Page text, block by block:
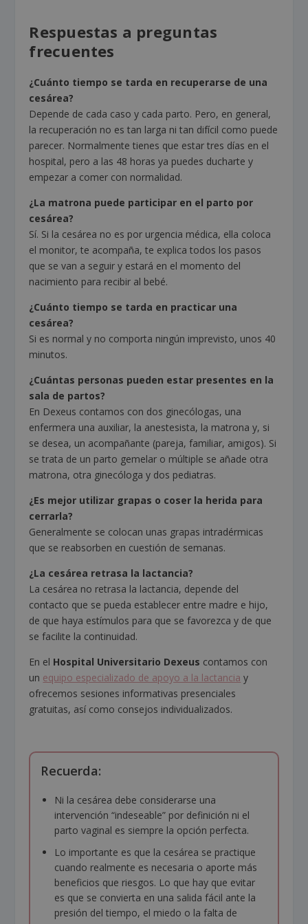
Respuestas a preguntas
frecuentes
¿Cuánto tiempo se tarda en recuperarse de una
cesárea?
Depende de cada caso y cada parto. Pero, en general,
la recuperación no es tan larga ni tan difícil como puede
parecer. Normalmente tienes que estar tres días en el
hospital, pero a las 48 horas ya puedes ducharte y
empezar a comer con normalidad.
¿La matrona puede participar en el parto por
cesárea?
Sí. Si la cesárea no es por urgencia médica, ella coloca
el monitor, te acompaña, te explica todos los pasos
que se van a seguir y estará en el momento del
nacimiento para recibir al bebé.
¿Cuánto tiempo se tarda en practicar una
cesárea?
Si es normal y no comporta ningún imprevisto, unos 40
minutos.
¿Cuántas personas pueden estar presentes en la
sala de partos?
En Dexeus contamos con dos ginecólogas, una
enfermera una auxiliar, la anestesista, la matrona y, si
se desea, un acompañante (pareja, familiar, amigos). Si
se trata de un parto gemelar o múltiple se añade otra
matrona, otra ginecóloga y dos pediatras.
¿Es mejor utilizar grapas o coser la herida para
cerrarla?
Generalmente se colocan unas grapas intradérmicas
que se reabsorben en cuestión de semanas.
¿La cesárea retrasa la lactancia?
La cesárea no retrasa la lactancia, depende del
contacto que se pueda establecer entre madre e hijo,
de que haya estímulos para que se favorezca y de que
se facilite la continuidad.
En el Hospital Universitario Dexeus contamos con
un equipo especializado de apoyo a la lactancia y
ofrecemos sesiones informativas presenciales
gratuitas, así como consejos individualizados.
Recuerda:
Ni la cesárea debe considerarse una
intervención “indeseable” por definición ni el
parto vaginal es siempre la opción perfecta.
Lo importante es que la cesárea se practique
cuando realmente es necesaria o aporte más
beneficios que riesgos. Lo que hay que evitar
es que se convierta en una salida fácil ante la
presión del tiempo, el miedo o la falta de